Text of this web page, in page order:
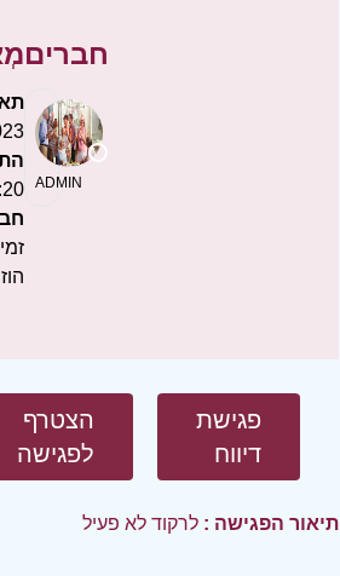
חברים
ADMIN
הצטרף
לפגישה
פגישת
דיווח
תיאור הפגישה : לרקוד לא פעיל